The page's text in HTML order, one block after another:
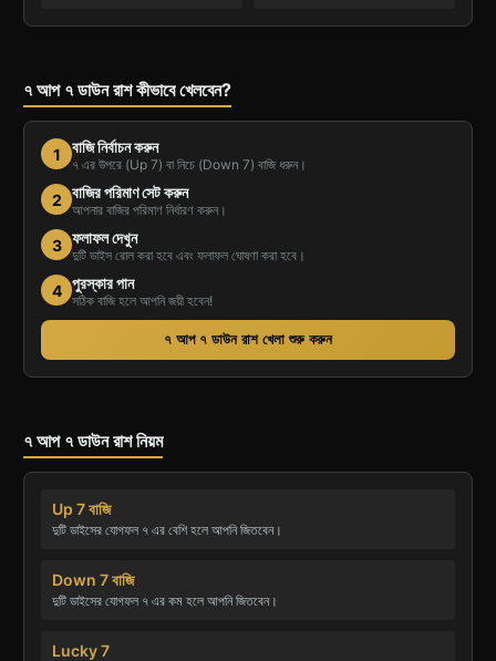
৭ আপ ৭ ডাউন রাশ কীভাবে খেলবেন?
1 বাজি নির্বাচন করুন
৭ এর উপরে (Up 7) বা নিচে (Down 7) বাজি ধরুন।
2 বাজির পরিমাণ সেট করুন
আপনার বাজির পরিমাণ নির্ধারণ করুন।
3 ফলাফল দেখুন
দুটি ডাইস রোল করা হবে এবং ফলাফল ঘোষণা করা হবে।
4 পুরস্কার পান
সঠিক বাজি হলে আপনি জয়ী হবেন!
৭ আপ ৭ ডাউন রাশ খেলা শুরু করুন
৭ আপ ৭ ডাউন রাশ নিয়ম
Up 7 বাজি
দুটি ডাইসের যোগফল ৭ এর বেশি হলে আপনি জিতবেন।
Down 7 বাজি
দুটি ডাইসের যোগফল ৭ এর কম হলে আপনি জিতবেন।
Lucky 7